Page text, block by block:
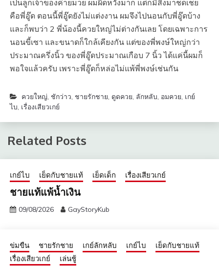
เป็นลูกเจ้าของค่ายมวย ผมผิดหวังมาก แต่ก็มีสิ่งมาชดเชย
คือพี่อู๊ด ตอนนี้พี่อู๊ดยังไม่แต่งงาน ผมจึงไปนอนกับพี่อู๊ดบ้าง
และก็พบว่า 2 พี่น้องนี้ควยใหญ่ไม่ต่างกันเลย โดยเฉพาะการ
นอนขี้เซา และขนาดก็ใกล้เคียงกัน แต่ของพี่พงษ์ใหญ่กว่า
ประมาณครึ่งนิ้ว ของพี่อู๊ดประมาณเกือบ 7 นิ้ว ได้แค่นี้ผมก็
พอใจแล้วครับ เพราะพี่อู๊ดก็หล่อไม่แพ้พี่พงษ์เช่นกัน
ควยใหญ่, ชักว่าว, ชายรักชาย, ดูดควย, ลักหลับ, อมควย, เกย์
ไบ, เรื่องเสียวเกย์
Related Posts
เกย์ไบ เย็ดกับชายแท้ เย็ดเด็ก เรื่องเสียวเกย์
ชายแท้แพ้น้ำเงิน
09/08/2026 GayStoryKub
ข่มขืน ชายรักชาย เกย์ลักหลับ เกย์ไบ
เย็ดกับชายแท้
เรื่องเสียวเกย์
เล่นชู้